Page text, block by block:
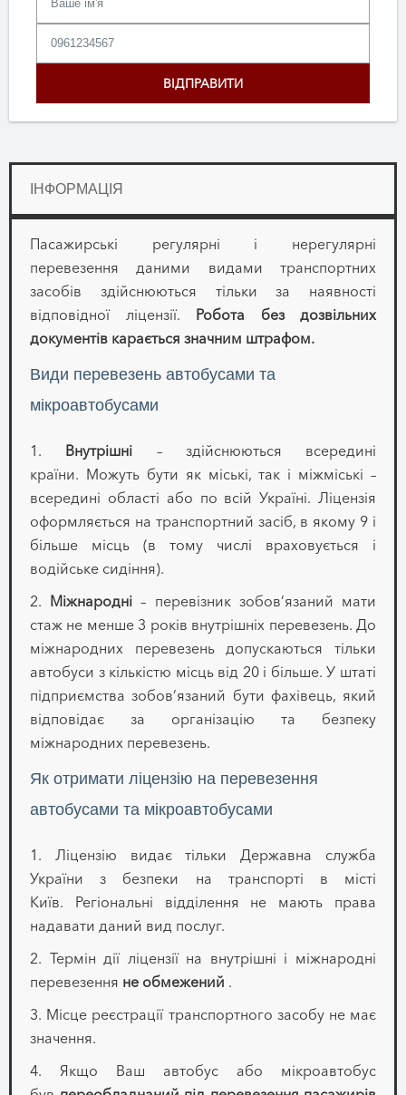
ІНФОРМАЦІЯ
Пасажирські регулярні і нерегулярні
перевезення даними видами транспортних
засобів здійснюються тільки за наявності
відповідної ліцензії. Робота без дозвільних
документів карається значним штрафом.
Види перевезень автобусами та
мікроавтобусами
1. Внутрішні – здійснюються всередині
країни. Можуть бути як міські, так і міжміські –
всередині області або по всій Україні. Ліцензія
оформляється на транспортний засіб, в якому 9 і
більше місць (в тому числі враховується і
водійське сидіння).
2. Міжнародні – перевізник зобов’язаний мати
стаж не менше 3 років внутрішніх перевезень. До
міжнародних перевезень допускаються тільки
автобуси з кількістю місць від 20 і більше. У штаті
підприємства зобов’язаний бути фахівець, який
відповідає за організацію та безпеку
міжнародних перевезень.
Як отримати ліцензію на перевезення
автобусами та мікроавтобусами
1. Ліцензію видає тільки Державна служба
України з безпеки на транспорті в місті
Київ. Регіональні відділення не мають права
надавати даний вид послуг.
2. Термін дії ліцензії на внутрішні і міжнародні
перевезення не обмежений .
3. Місце реєстрації транспортного засобу не має
значення.
4. Якщо Ваш автобус або мікроавтобус